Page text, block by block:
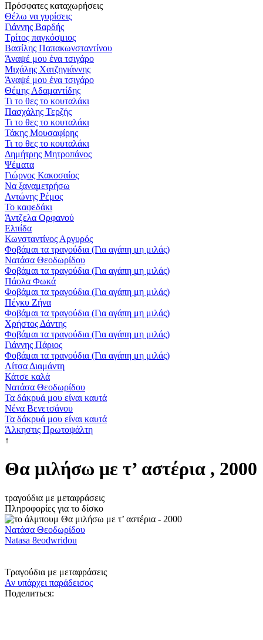
Πρόσφατες καταχωρήσεις
Θέλω να γυρίσεις
Γιάννης Βαρδής
Τρίτος παγκόσμιος
Βασίλης Παπακωνσταντίνου
Άναψέ μου ένα τσιγάρο
Μιχάλης Χατζηγιάννης
Άναψέ μου ένα τσιγάρο
Θέμης Αδαμαντίδης
Τι το θες το κουταλάκι
Πασχάλης Τερζής
Τι το θες το κουταλάκι
Τάκης Μουσαφίρης
Τι το θες το κουταλάκι
Δημήτρης Μητροπάνος
Ψέματα
Γιώργος Κακοσαίος
Να ξαναμετρήσω
Αντώνης Ρέμος
Το καφεδάκι
Άντζελα Ορφανού
Ελπίδα
Κωνσταντίνος Αργυρός
Φοβάμαι τα τραγούδια (Για αγάπη μη μιλάς)
Νατάσα Θεοδωρίδου
Φοβάμαι τα τραγούδια (Για αγάπη μη μιλάς)
Πάολα Φωκά
Φοβάμαι τα τραγούδια (Για αγάπη μη μιλάς)
Πέγκυ Ζήνα
Φοβάμαι τα τραγούδια (Για αγάπη μη μιλάς)
Χρήστος Δάντης
Φοβάμαι τα τραγούδια (Για αγάπη μη μιλάς)
Γιάννης Πάριος
Φοβάμαι τα τραγούδια (Για αγάπη μη μιλάς)
Λίτσα Διαμάντη
Κάτσε καλά
Νατάσα Θεοδωρίδου
Τα δάκρυά μου είναι καυτά
Νένα Βενετσάνου
Τα δάκρυά μου είναι καυτά
Άλκηστις Πρωτοψάλτη
↑
Θα μιλήσω με τ’ αστέρια , 2000
τραγούδια με μεταφράσεις
Πληροφορίες για το δίσκο
Νατάσα Θεοδωρίδου
Natasa 8eodwridou
Τραγούδια με μεταφράσεις
Αν υπάρχει παράδεισος
Поделиться: